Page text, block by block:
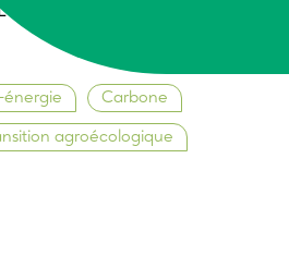
Trame
énergie Carbone
agroécologique